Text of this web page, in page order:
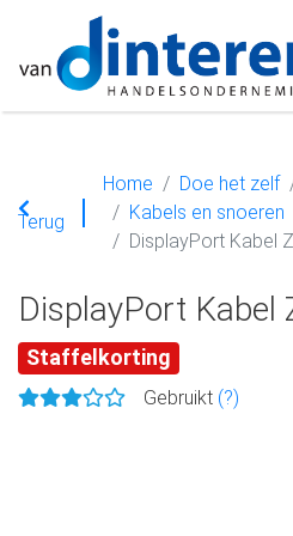
Terug
Home Doe het zelf
Kabels en snoeren
DisplayPort Kabel
DisplayPort Kabel
Staffelkorting
Gebruikt (?)